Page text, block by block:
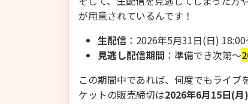
が用意されているんです！
生配信 ：2026年5月31日(日) 18:00
見逃し配信期間 ：準備でき次第〜
この期間中であれば、何度でもライ
ケットの販売締切は2026年6月15日(